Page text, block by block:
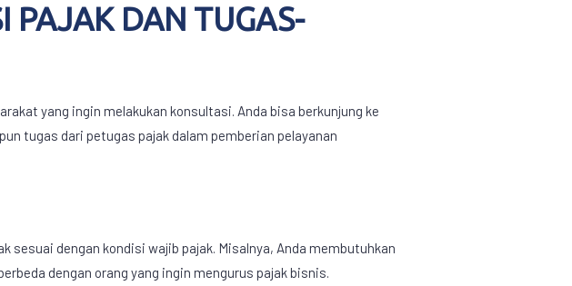
PAJAK DAN TUGAS-
yang ingin melakukan konsultasi. Anda bisa berkunjung ke
tugas dari petugas pajak dalam pemberian pelayanan
dengan kondisi wajib pajak. Misalnya, Anda membutuhkan
dengan orang yang ingin mengurus pajak bisnis.